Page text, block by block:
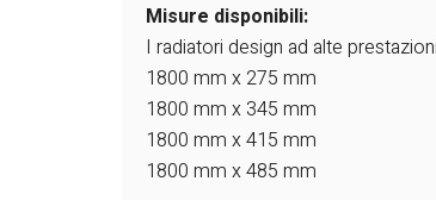
Misure disponibili:
I radiatori design ad alte
1800 mm x 275 mm
1800 mm x 345 mm
1800 mm x 415 mm
1800 mm x 485 mm